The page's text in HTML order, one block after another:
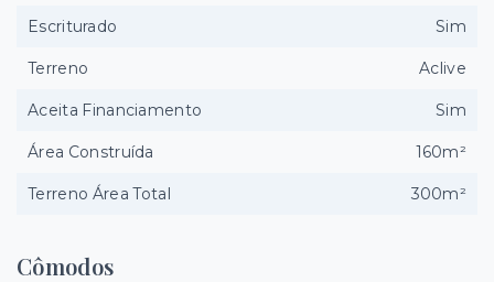
Cômodos
Escriturado Sim
Terreno Aclive
Aceita Financiamento Sim
Área Construída 160m²
Terreno Área Total 300m²